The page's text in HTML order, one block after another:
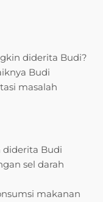
diderita Budi?
Budi
masalah
Budi
sel darah
makanan